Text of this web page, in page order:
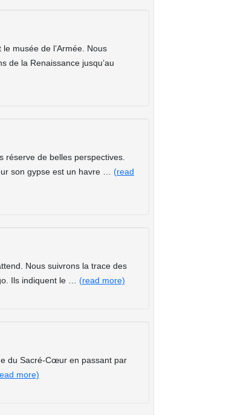
musée de l’Armée. Nous
de la Renaissance jusqu’au
réserve de belles perspectives.
son gypse est un havre … (read
Nous suivrons la trace des
Ils indiquent le … (read more)
du Sacré-Cœur en passant par
more)